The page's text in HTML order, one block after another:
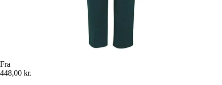
Fra
448,00 kr.